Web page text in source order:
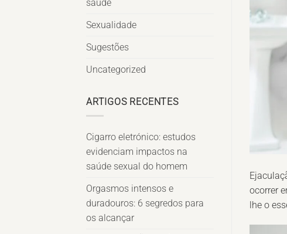
saúde
Sexualidade
Sugestões
Uncategorized
ARTIGOS RECENTES
Cigarro eletrónico: estudos
evidenciam impactos na
saúde sexual do homem
Orgasmos intensos e
duradouros: 6 segredos para
os alcançar
ocorrer
lhe o